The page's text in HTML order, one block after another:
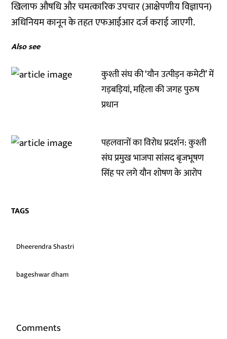
खिलाफ औषधि और चमत्कारिक उपचार (आक्षेपणीय विज्ञापन)
अधिनियम कानून के तहत एफआईआर दर्ज कराई जाएगी.
Also see
कुश्ती संघ की ‘यौन उत्पीड़न कमेटी’ में
गड़बड़ियां, महिला की जगह पुरुष
प्रधान
पहलवानों का विरोध प्रदर्शन: कुश्ती
संघ प्रमुख भाजपा सांसद बृजभूषण
सिंह पर लगे यौन शोषण के आरोप
TAGS
Dheerendra Shastri
bageshwar dham
Comments